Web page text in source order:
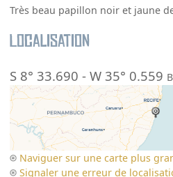
Très beau papillon noir et jaune
Localisation
S 8° 33.690 -W 35° 0.559
Naviguer sur une carte plus
Signaler une erreur de